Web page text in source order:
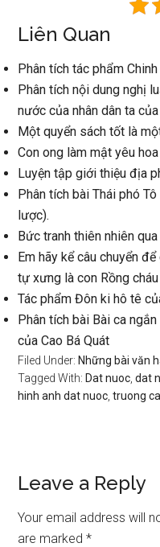
Liên Quan
Phân tích tác phẩm
Phân tích nội dung nghị
nước của nhân dân ta
Một quyển sách tốt là
Con ong làm mật yêu hoa
Luyện tập giới thiệu địa
Phân tích bài Thái phó
lược).
Bức tranh thiên nhiên
Em hãy kể câu chuyển
tự xưng là con Rồng cháu
Tác phẩm Đôn ki hô tê
Phân tích bài Bài ca
của Cao Bá Quát
Filed Under: Những bài văn
Tagged With: Dat nuoc ,dat
hinh anh dat nuoc ,truong
Reader
Interactions
Leave a Reply
Your email address will
are marked*